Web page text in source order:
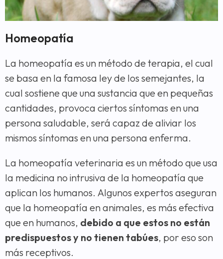
Homeopatía
La homeopatía es un método de terapia, el cual
se basa en la famosa ley de los semejantes, la
cual sostiene que una sustancia que en pequeñas
cantidades, provoca ciertos síntomas en una
persona saludable, será capaz de aliviar los
mismos síntomas en una persona enferma.
La homeopatía veterinaria es un método que usa
la medicina no intrusiva de la homeopatía que
aplican los humanos. Algunos expertos aseguran
que la homeopatía en animales, es más efectiva
que en humanos, debido a que estos no están
predispuestos y no tienen tabúes, por eso son
más receptivos.